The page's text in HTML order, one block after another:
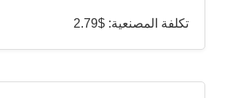
تكلفة المصنعية: $2.79